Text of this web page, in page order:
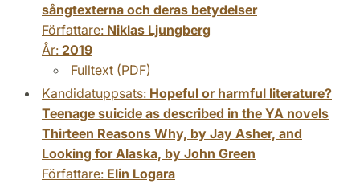
sångtexterna och deras betydelser
Författare: Niklas Ljungberg
År: 2019
Fulltext (PDF)
Kandidatuppsats: Hopeful or harmful literature?
Teenage suicide as described in the YA novels
Thirteen Reasons Why, by Jay Asher, and
Looking for Alaska, by John Green
Författare: Elin Logara